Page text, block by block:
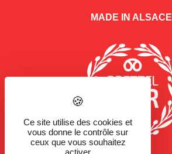
MADE IN ALSACE
Ce site utilise des cookies et
vous donne le contrôle sur
ceux que vous souhaitez
activer